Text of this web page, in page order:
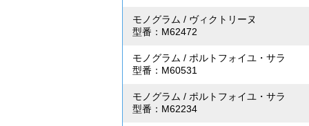
モノグラム / ヴィクトリーヌ
型番：M62472
モノグラム / ポルトフォイユ・サラ
型番：M60531
モノグラム / ポルトフォイユ・サラ
型番：M62234